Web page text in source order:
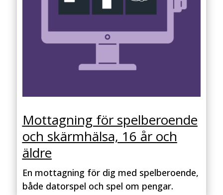
Mottagning för spelberoende
och skärmhälsa, 16 år och
äldre
En mottagning för dig med spelberoende,
både datorspel och spel om pengar.